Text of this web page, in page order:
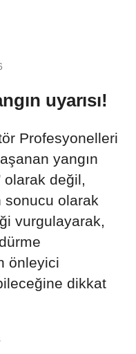
uyarısı!
Profesyonelleri
yangın
olarak değil,
sonucu olarak
vurgulayarak,
önleyici
dikkat